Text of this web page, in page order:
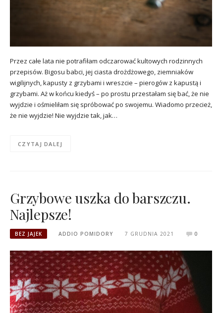
Przez całe lata nie potrafiłam odczarować kultowych rodzinnych
przepisów. Bigosu babci, jej ciasta drożdżowego, ziemniaków
wigilijnych, kapusty z grzybami i wreszcie – pierogów z kapustą i
grzybami. Aż w końcu kiedyś – po prostu przestałam się bać, że nie
wyjdzie i ośmieliłam się spróbować po swojemu. Wiadomo przecież,
że nie wyjdzie! Nie wyjdzie tak, jak…
CZYTAJ DALEJ
Grzybowe uszka do barszczu.
Najlepsze!
BEZ JAJEK ADDIO POMIDORY 7 GRUDNIA 2021 0